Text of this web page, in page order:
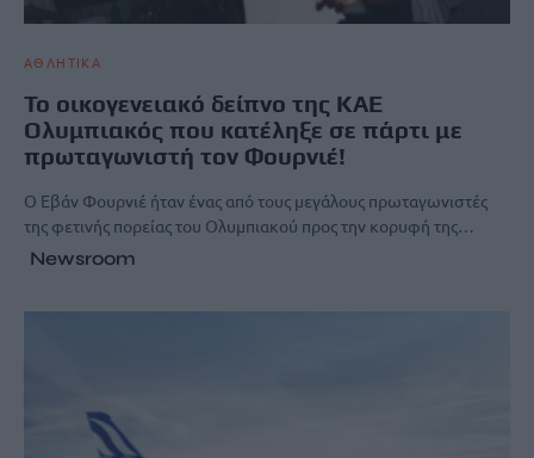
ΑΘΛΗΤΙΚΑ
Το οικογενειακό δείπνο της ΚΑΕ
Ολυμπιακός που κατέληξε σε πάρτι με
πρωταγωνιστή τον Φουρνιέ!
Ο Εβάν Φουρνιέ ήταν ένας από τους μεγάλους πρωταγωνιστές
της φετινής πορείας του Ολυμπιακού προς την κορυφή της…
Newsroom